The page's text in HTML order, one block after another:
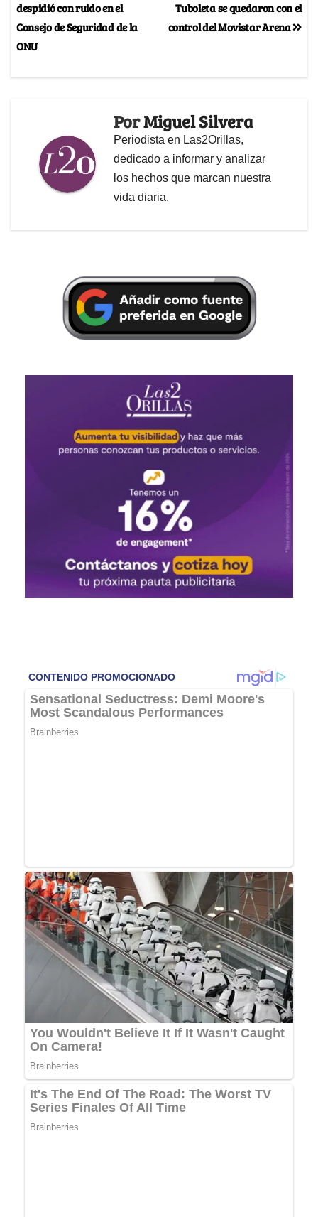
Tuboleta se quedaron con el
control del Movistar Arena
despidió con ruido en el
Consejo de Seguridad de la
ONU
PorMiguel Silvera
Periodista en Las2Orillas,
dedicado a informar y analizar
los hechos que marcan nuestra
vida diaria.